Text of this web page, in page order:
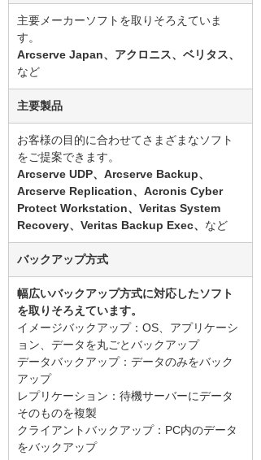
主要メーカーソフトを取りそろえていま
す。
Arcserve Japan、アクロニス、ベリタス、
など
主要製品
お客様の目的に合わせてさまざまなソフト
をご提案できます。
Arcserve UDP、Arcserve Backup、
Arcserve Replication、Acronis Cyber
Protect Workstation、Veritas System
Recovery、Veritas Backup Exec、 など
バックアップ方式
幅広いバックアップ方式に対応したソフト
を取りそろえています。
イメージバックアップ：OS、アプリケーシ
ョン、データを丸ごとバックアップ
データバックアップ：データのみをバック
アップ
レプリケーション：待機サーバーにデータ
そのものを複製
クライアントバックアップ：PC内のデータ
をバックアップ